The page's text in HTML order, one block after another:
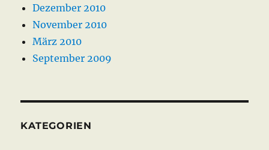
Dezember 2010
November 2010
März 2010
September 2009
KATEGORIEN